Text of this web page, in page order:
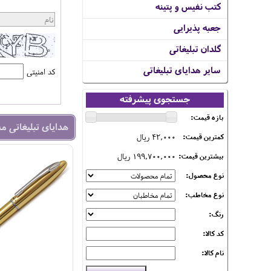
کتب نفیس و پتینه
جعبه پذیرایی
گلدان تبلیغاتی
سایر هدایای تبلیغاتی
جستجوی پیشرفته
بازه قیمت:
کمترین قیمت:
42,000 ریال
بیشترین قیمت: 199,700,000 ریال
نوع محصول:
نوع مخاطب:
رنگ:
کد کالا:
نام کالا:
کد امنیتی
هدایای تبلیغاتی